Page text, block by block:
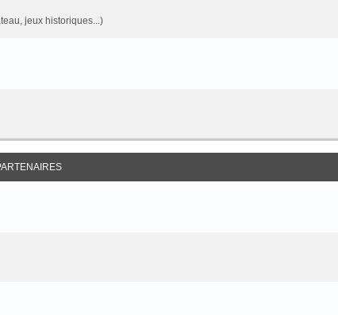
jeux historiques...)